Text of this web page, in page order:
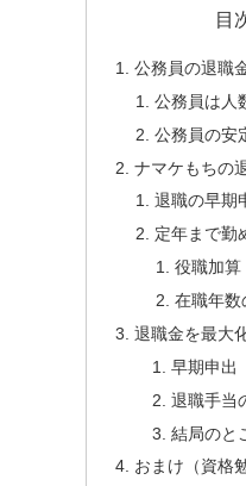
目
公務員の退職
公務員は人
公務員の安
ナマケもちの
退職の早期
定年まで勤
役職加算
在職年数
退職金を最大
早期申出
退職手当
結局のと
おまけ（資格